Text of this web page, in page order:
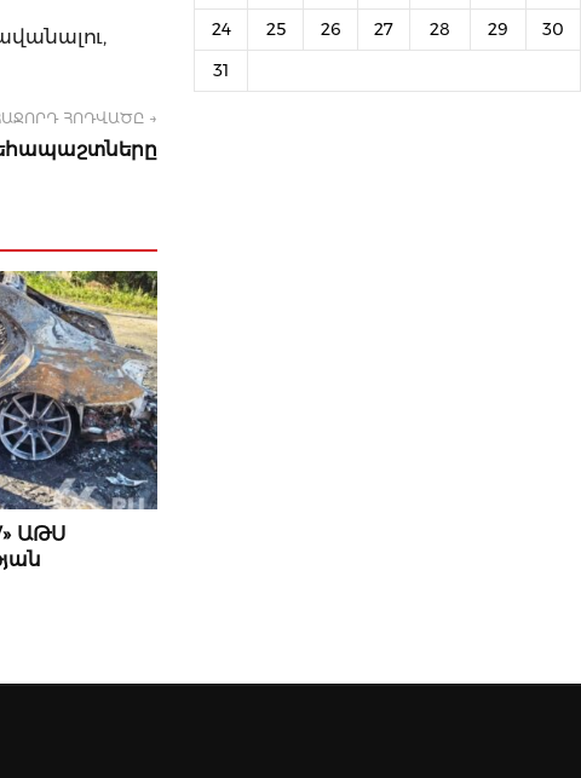
ՀՈԴՎԱԾԸ →
ԱԹՍ
24 25 26 27 28 29 30
31